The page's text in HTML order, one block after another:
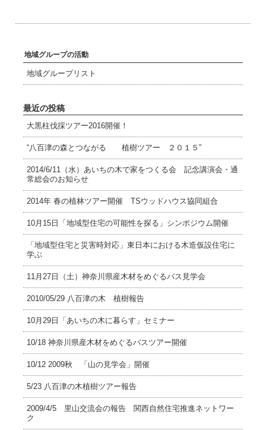
地域グループの活動
地域グループリスト
最近の投稿
大黒柱伐採ツアー2016開催！
“八百津の森とつながる 植樹ツアー ２０１５”
2014/6/11（水）あいちの木で家をつくる会 記念講演会・通
常総会のお知らせ
2014年 春の植林ツアー開催 TSウッドハウス協同組合
10月15日「地域型住宅の可能性を探る」シンポジウム開催
「地域型住宅と災害時対応」東日本における木造仮設住宅に
学ぶ
11月27日（土）神奈川県産木材をめぐるバス見学会
2010/05/29 八百津の木 植樹報告
10月29日「あいちの木に暮らす」セミナー
10/18 神奈川県産木材をめぐるバスツアー開催
10/12 2009秋 「山の見学会」開催
5/23 八百津の木植樹ツアー報告
2009/4/5 里山交流会の報告 関西自然住宅推進ネットワー
ク